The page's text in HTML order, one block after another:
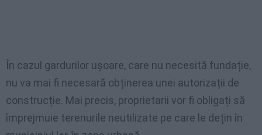
În cazul gardurilor ușoare, care nu necesită fundație,
nu va mai fi necesară obținerea unei autorizații de
construcție. Mai precis, proprietarii vor fi obligați să
împrejmuie terenurile neutilizate pe care le dețin în